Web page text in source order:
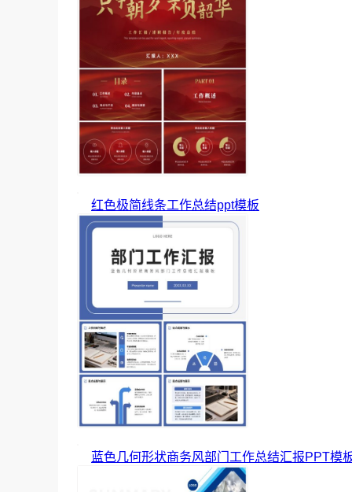
红色极简线条工作总结ppt模板
蓝色几何形状商务风部门工作总结汇报PPT模